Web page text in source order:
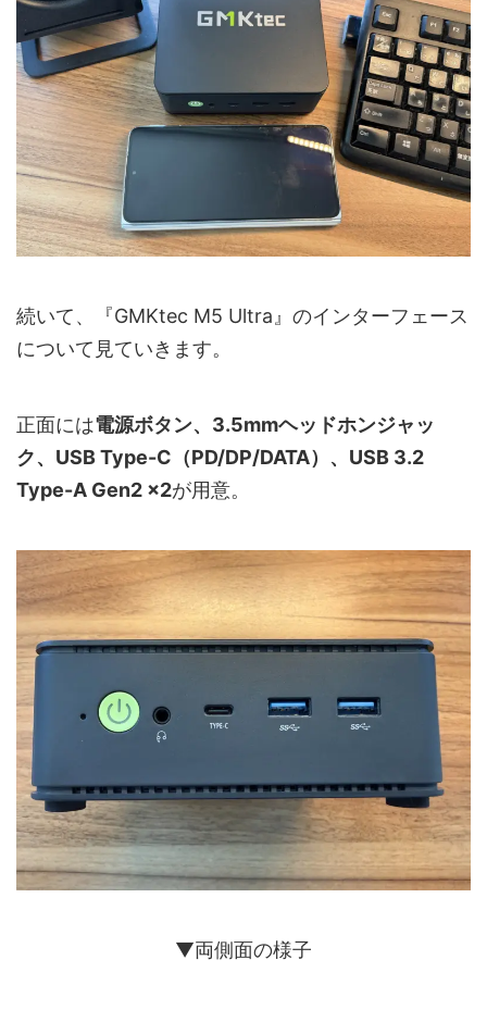
続いて、『GMKtec M5 Ultra』のインターフェース
について見ていきます。
正面には電源ボタン、3.5mmヘッドホンジャッ
ク、USB Type-C（PD/DP/DATA）、USB 3.2
Type-A Gen2 ×2が用意。
▼両側面の様子